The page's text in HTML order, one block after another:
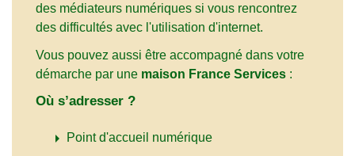
des médiateurs numériques si vous rencontrez
des difficultés avec l'utilisation d'internet.
Vous pouvez aussi être accompagné dans votre
démarche par une maison France Services :
Où s’adresser ?
arrow_right Point d'accueil numérique